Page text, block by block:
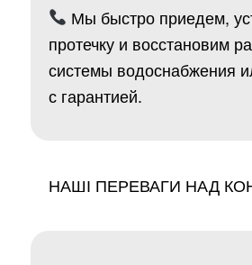
Мы быстро приедем,
протечку и восстановим
системы водоснабжения
с гарантией.
НАШІ ПЕРЕВАГИ НАД